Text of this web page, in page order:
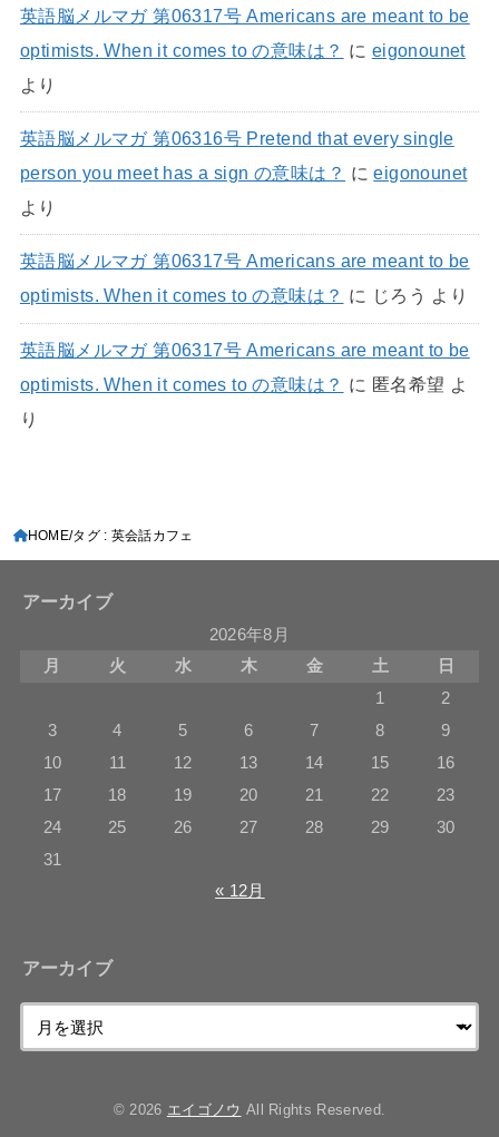
英語脳メルマガ 第06317号 Americans are meant to be
optimists. When it comes to の意味は？ に eigonounet
より
英語脳メルマガ 第06316号 Pretend that every single
person you meet has a sign の意味は？ にeigonounet
より
英語脳メルマガ 第06317号 Americans are meant to be
optimists. When it comes to の意味は？ に じろう より
英語脳メルマガ 第06317号 Americans are meant to be
optimists. When it comes to の意味は？ に 匿名希望 よ
り
HOME タグ : 英会話カフェ
アーカイブ
2026年8月
月
火 水 木 金 土
日
1
2
3
4 5 6 7 8
9
10
11 12 13 14 15
16
17
18 19 20 21 22
23
24
25 26 27 28 29
30
31
« 12月
アーカイブ
© 2026 エイゴノウ All Rights Reserved.